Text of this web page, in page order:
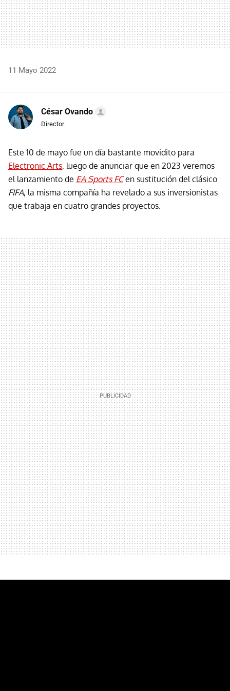
11 Mayo 2022
César Ovando
Director
Este 10 de mayo fue un día bastante movidito para
Electronic Arts, luego de anunciar que en 2023 veremos
el lanzamiento de EA Sports FCen sustitución del clásico
FIFA, la misma compañía ha revelado a sus inversionistas
que trabaja en cuatro grandes proyectos.